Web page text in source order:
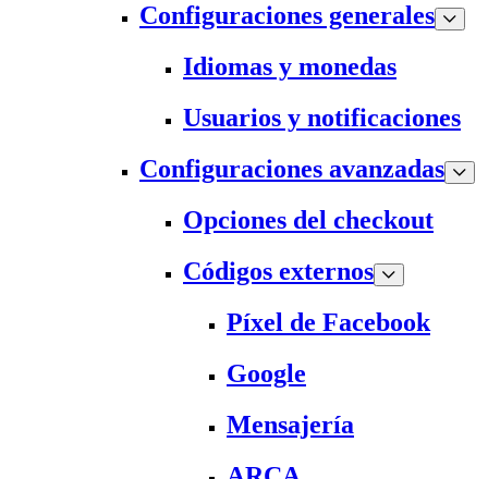
Configuraciones generales
Idiomas y monedas
Usuarios y notificaciones
Configuraciones avanzadas
Opciones del checkout
Códigos externos
Píxel de Facebook
Google
Mensajería